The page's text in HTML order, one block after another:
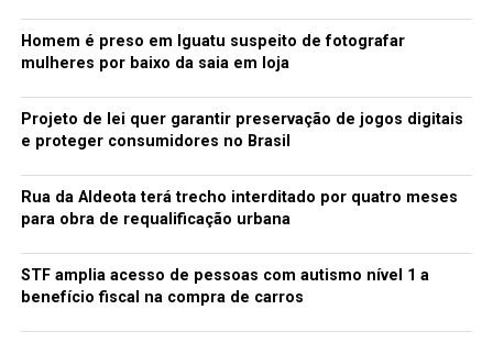
Homem é preso em Iguatu suspeito de fotografar
mulheres por baixo da saia em loja
Projeto de lei quer garantir preservação de jogos digitais
e proteger consumidores no Brasil
Rua da Aldeota terá trecho interditado por quatro meses
para obra de requalificação urbana
STF amplia acesso de pessoas com autismo nível 1 a
benefício fiscal na compra de carros